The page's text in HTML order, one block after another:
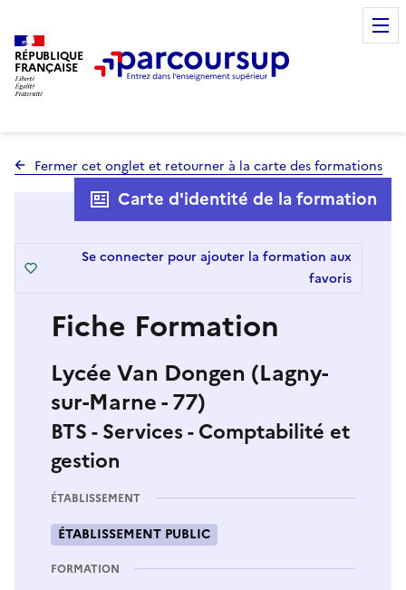
RÉPUBLIQUE
FRANÇAISE
Fermer cet onglet et retourner à la carte des formations
Fiche Formation
Lycée Van Dongen (Lagny-
sur-Marne - 77)
BTS - Services - Comptabilité et
gestion
Carte d'identité de la formation
Se connecter pour ajouter la formation aux
favoris
ÉTABLISSEMENT
ÉTABLISSEMENT PUBLIC
FORMATION